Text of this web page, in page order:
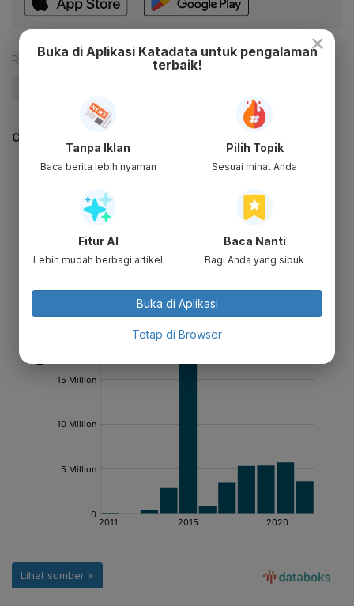
Reporter: Rezza Aji Pratama
CEK JUGA DATA INI
×
Buka di Aplikasi Katadata untuk pengalaman
terbaik!
Tanpa Iklan
Baca berita lebih nyaman
Pilih Topik
Sesuai minat Anda
Fitur AI
Lebih mudah berbagi artikel
Baca Nanti
Bagi Anda yang sibuk
Buka di Aplikasi
Tetap di Browser